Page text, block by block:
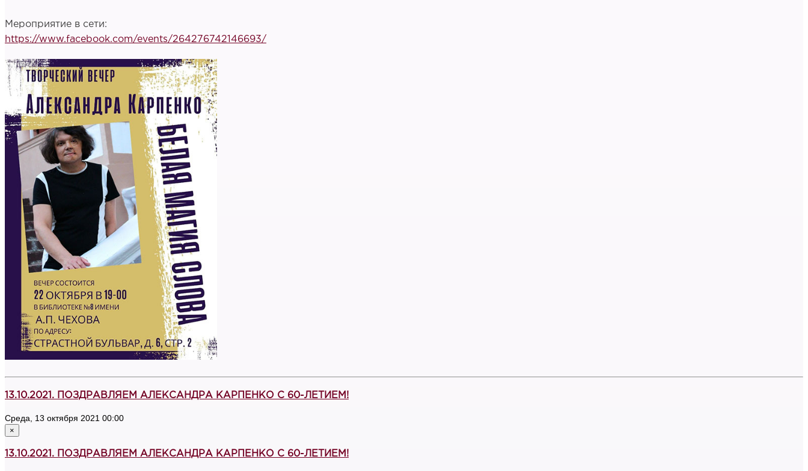
Мероприятие в сети:
https://www.facebook.com/events/264276742146693/
13.10.2021. ПОЗДРАВЛЯЕМ АЛЕКСАНДРА КАРПЕНКО С 60-ЛЕТИЕМ!
Среда, 13 октября 2021 00:00
×
13.10.2021. ПОЗДРАВЛЯЕМ АЛЕКСАНДРА КАРПЕНКО С 60-ЛЕТИЕМ!